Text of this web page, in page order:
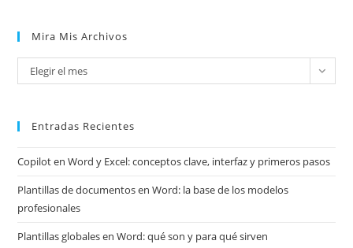
Mira Mis Archivos
Mira
mis
Elegir el mes
Entradas Recientes
Copilot en Word y Excel: conceptos clave, interfaz y primeros pasos
Plantillas de documentos en Word: la base de los modelos
profesionales
Plantillas globales en Word: qué son y para qué sirven